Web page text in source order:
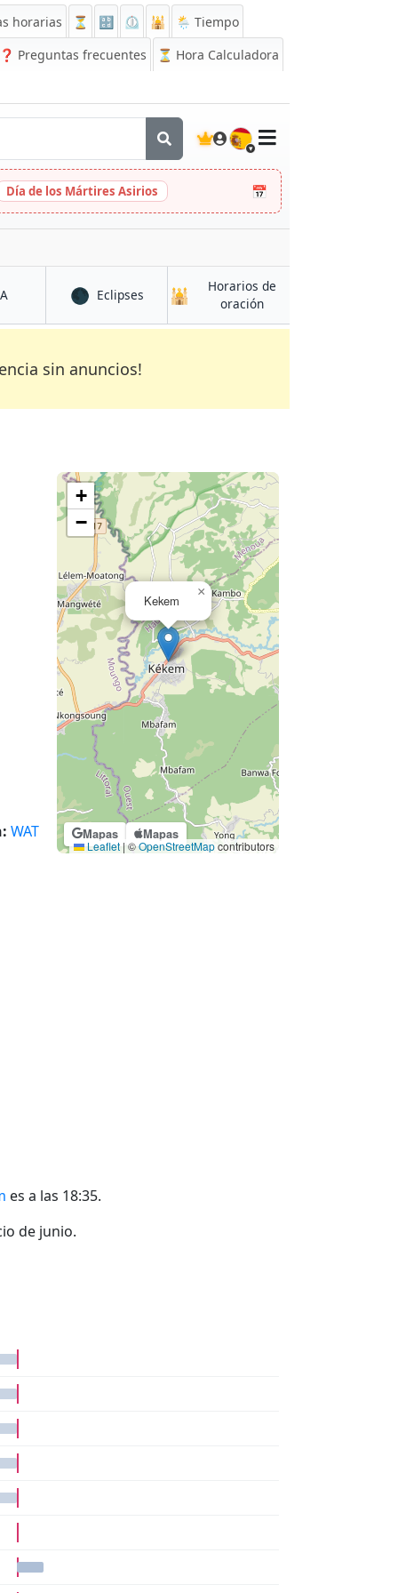
horarias ⏳ 🔡 ⏲️ 🕌
🌦️ Tiempo
❓ Preguntas frecuentes ⏳ Hora Calculadora
🇪🇸
Día de los Mártires Asirios 📅
en Kekem 🌑 Eclipsesen Kekem
🕌
Horarios de
oraciónen Kekem
sin anuncios!
WAT Mapas Mapas
Kekem
×
+
−
Leaflet|©OpenStreetMapcontributors
es a las 18:35.
de junio.